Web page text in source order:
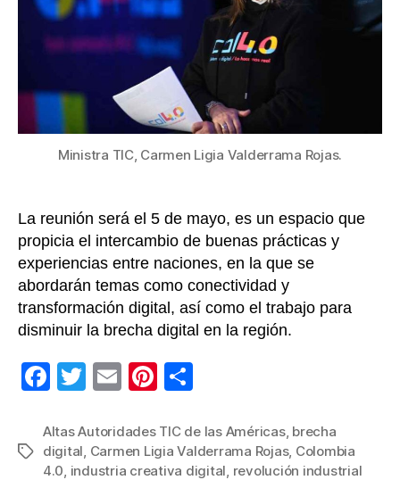
TIC
de
marco
Ministra TIC, Carmen Ligia Valderrama Rojas.
La reunión será el 5 de mayo, es un espacio que
propicia el intercambio de buenas prácticas y
experiencias entre naciones, en la que se
abordarán temas como conectividad y
transformación digital, así como el trabajo para
disminuir la brecha digital en la región.
F
c
e
T
tt
er
E
ail
Pi
er
e
m
p
Etiquetas
Altas Autoridades TIC de las Américas, brecha
digital, Carmen Ligia Valderrama Rojas, Colombia
4.0, industria creativa digital, revolución industrial